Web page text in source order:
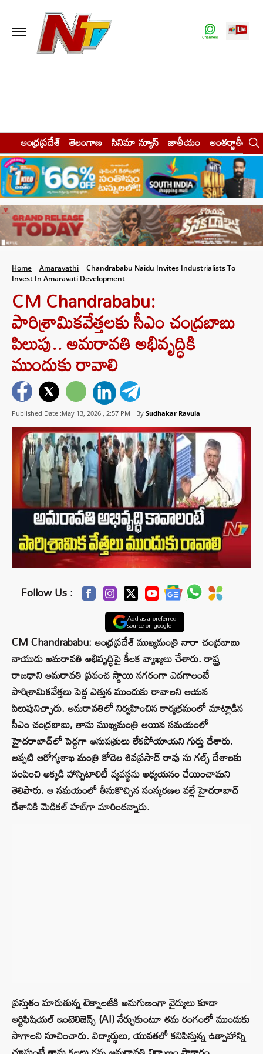
ఆంధ్రప్రదేశ్ తెలంగాణ సినిమా న్యూస్ జాతీయం అంతర్జాతీయం
Home Amaravathi
Chandrababu Naidu Invites Industrialists To
Invest In Amaravati Development
CM Chandrababu:
పారిశ్రామికవేత్తలకు సీఎం చంద్రబాబు
పిలుపు.. అమరావతి అభివృద్ధికి
ముందుకు రావాలి
Published Date :May 13, 2026 , 2:57 PM By Sudhakar Ravula
Follow Us :
Add as a preferred
source on google
CM Chandrababu: ఆంధ్రప్రదేశ్ ముఖ్యమంత్రి నారా చంద్రబాబు
నాయుడు అమరావతి అభివృద్ధిపై కీలక వ్యాఖ్యలు చేశారు. రాష్ట్ర
రాజధాని అమరావతి ప్రపంచ స్థాయి నగరంగా ఎదగాలంటే
పారిశ్రామికవేత్తలు పెద్ద ఎత్తున ముందుకు రావాలని ఆయన
పిలుపునిచ్చారు. అమరావతిలో నిర్వహించిన కార్యక్రమంలో మాట్లాడిన
సీఎం చంద్రబాబు, తాను ముఖ్యమంత్రి అయిన సమయంలో
హైదరాబాద్‌లో పెద్దగా ఆసుపత్రులు లేకపోయాయని గుర్తు చేశారు.
అప్పటి ఆరోగ్యశాఖ మంత్రి కోడెల శివప్రసాద్‌ రావు ను గల్ఫ్ దేశాలకు
పంపించి అక్కడి హాస్పిటాలిటీ వ్యవస్థను అధ్యయనం చేయించామని
తెలిపారు. ఆ సమయంలో తీసుకొచ్చిన సంస్కరణల వల్లే హైదరాబాద్
దేశానికి మెడికల్ హబ్‌గా మారిందన్నారు.
ప్రస్తుతం మారుతున్న టెక్నాలజీకి అనుగుణంగా వైద్యులు కూడా
ఆర్టిఫిషియల్ ఇంటెలిజెన్స్ (AI) నేర్చుకుంటూ తమ రంగంలో ముందుకు
సాగాలని సూచించారు. విద్యార్థులు, యువతలో కనిపిస్తున్న ఉత్సాహాన్ని